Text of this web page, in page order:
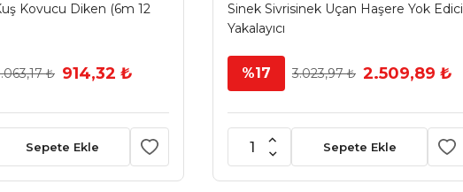
Kovucu Diken (6m 12
₺ 914,32 ₺
Sepete Ekle
Sinek Sivrisinek Uçan Haşere Yok Edici
Yakalayıcı
%17 3.023,97 ₺ 2.509,89 ₺
Sepete Ekle